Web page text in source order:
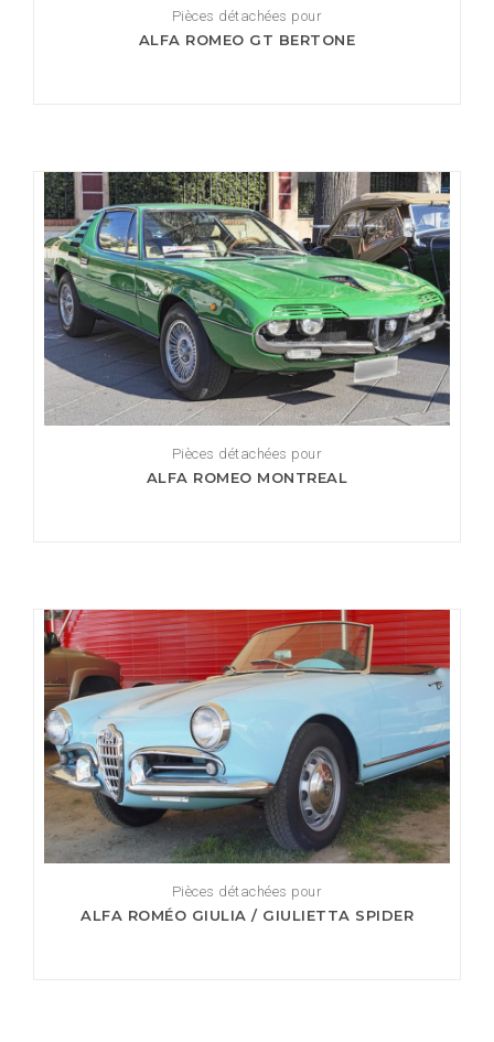
Pièces détachées pour
ALFA ROMEO GT BERTONE
Pièces détachées pour
ALFA ROMEO MONTREAL
Pièces détachées pour
ALFA ROMÉO GIULIA / GIULIETTA SPIDER